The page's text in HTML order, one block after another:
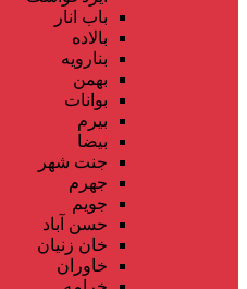
باب انار
بالاده
بنارویه
بهمن
بوانات
بیرم
بیضا
جنت شهر
جهرم
جویم
حسن آباد
خان زنیان
خاوران